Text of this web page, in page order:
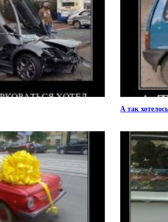
А так хотелось